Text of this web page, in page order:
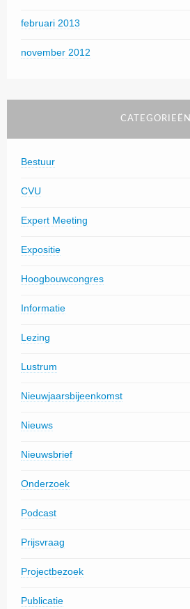
februari 2013
november 2012
CATEGORIEËN
Bestuur
CVU
Expert Meeting
Expositie
Hoogbouwcongres
Informatie
Lezing
Lustrum
Nieuwjaarsbijeenkomst
Nieuws
Nieuwsbrief
Onderzoek
Podcast
Prijsvraag
Projectbezoek
Publicatie